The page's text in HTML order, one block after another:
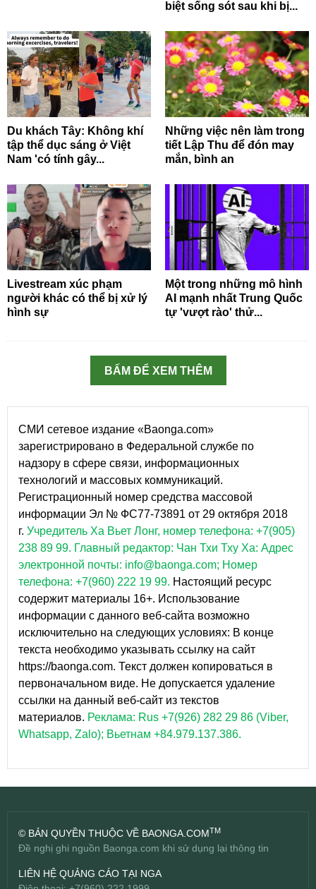
biệt sống sót sau khi bị...
Du khách Tây: Không khí
tập thể dục sáng ở Việt
Nam 'có tính gây...
Những việc nên làm trong
tiết Lập Thu để đón may
mắn, bình an
Livestream xúc phạm
người khác có thể bị xử lý
hình sự
Một trong những mô hình
AI mạnh nhất Trung Quốc
tự 'vượt rào' thử...
BẤM ĐỂ XEM THÊM
СМИ сетевое издание «Baonga.com»
зарегистрировано в Федеральной службе по
надзору в сфере связи, информационных
технологий и массовых коммуникаций.
Регистрационный номер средства массовой
информации Эл № ФС77-73891 от 29 октября 2018
г. Учредитель Ха Вьет Лонг, номер телефона: +7(905)
238 89 99. Главный редактор: Чан Тхи Тху Ха: Адрес
электронной почты: info@baonga.com; Номер
телефона: +7(960) 222 19 99. Настоящий ресурс
содержит материалы 16+. Использование
информации с данного веб-сайта возможно
исключительно на следующих условиях: В конце
текста необходимо указывать ссылку на сайт
https://baonga.com. Текст должен копироваться в
первоначальном виде. Не допускается удаление
ссылки на данный веб-сайт из текстов
материалов. Реклама: Rus +7(926) 282 29 86 (Viber,
Whatsapp, Zalo); Вьетнам +84.979.137.386.
© BẢN QUYỀN THUỘC VỀ BAONGA.COMTM
Đề nghị ghi nguồn Baonga.com khi sử dụng lại thông tin
LIÊN HỆ QUẢNG CÁO TẠI NGA